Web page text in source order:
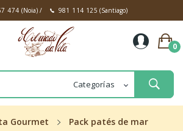
474 (Noia)/ 981 114 125 (Santiago)
0
Gourmet Pack patés de mar